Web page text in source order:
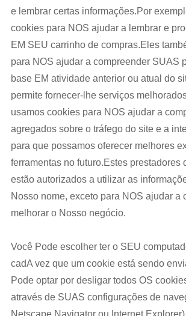
e lembrar certas informações.Por
cookies para NOS ajudar a lembrar e
EM SEU carrinho de compras.Eles
para NOS ajudar a compreender SUAS
base EM atividade anterior ou atual do
permite fornecer-lhe serviços
usamos cookies para NOS ajudar a
agregados sobre o tráfego do site e a
para que possamos oferecer melhores
ferramentas no futuro.Estes prestadores
estão autorizados a utilizar as
Nosso nome, exceto para NOS ajudar a
melhorar o Nosso negócio.
Você Pode escolher ter o SEU
cadA vez que um cookie está sendo
Pode optar por desligar todos OS
através de SUAS configurações de
Netscape Navigator ou Internet